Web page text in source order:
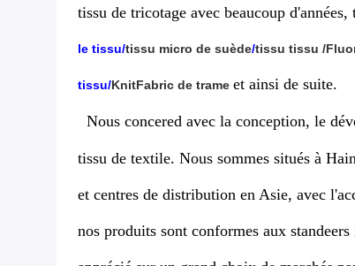
tissu de tricotage avec beaucoup d'années,
le tissu/tissu micro de suède/tissu tissu /
tissu/KnitFabric de trame et ainsi de suite.
Nous concered avec la conception, le
tissu de textile. Nous sommes situés à
et centres de distribution en Asie, avec
nos produits sont conformes aux